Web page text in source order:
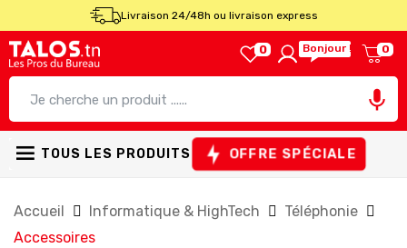
Livraison 24/48h ou livraison express
0 Bonjour ! 0

TOUS LES PRODUITS OFFRE SPÉCIALE
Accueil Informatique & HighTech
Téléphonie
Accessoires